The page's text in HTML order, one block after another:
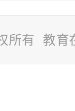
所有 教育